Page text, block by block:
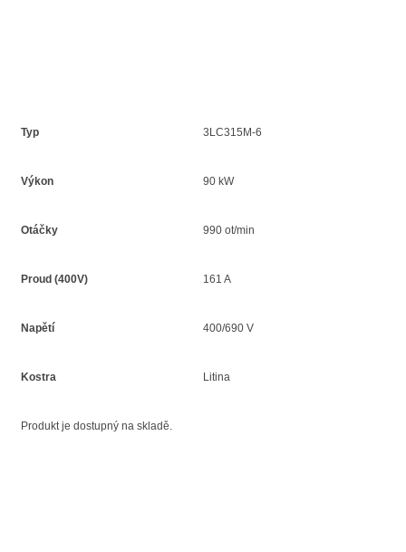
Typ 3LC315M-6
Výkon 90 kW
Otáčky 990 ot/min
Proud (400V) 161 A
Napětí 400/690 V
Kostra Litina
Produkt je dostupný na skladě.